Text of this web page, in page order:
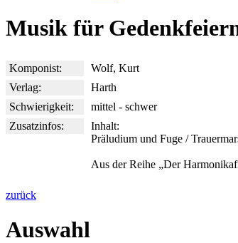
Musik für
Komponist:
Wolf, Kurt
Verlag:
Harth
Schwierigkeit:
mittel - schwer
Zusatzinfos:
Inhalt:
Präludium und Fuge /
Aus der Reihe „Der
zurück
Auswahl